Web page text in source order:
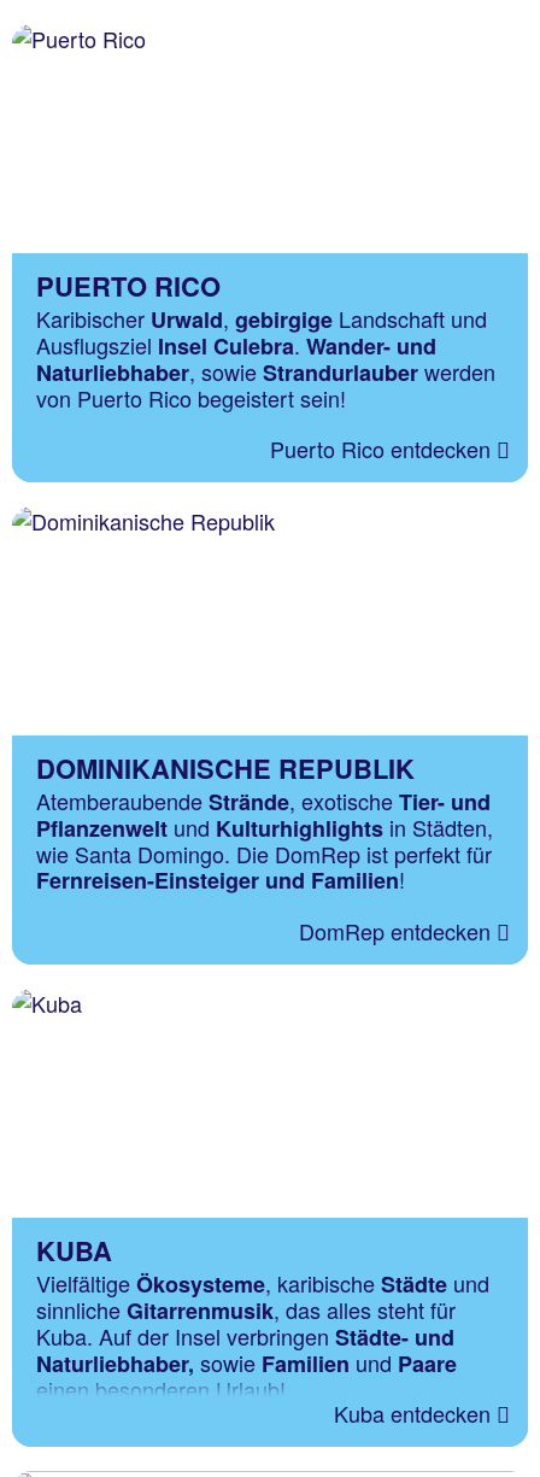
PUERTO RICO
Karibischer Urwald, gebirgige Landschaft und
Ausflugsziel Insel Culebra. Wander- und
Naturliebhaber, sowieStrandurlauberwerden
von Puerto Rico begeistert sein!
Puerto Rico entdecken
DOMINIKANISCHE REPUBLIK
AtemberaubendeStrände, exotischeTier- und
Pflanzenwelt und Kulturhighlights in Städten,
wie Santa Domingo. Die DomRep ist perfekt für
Fernreisen-Einsteiger und Familien!
DomRep entdecken
KUBA
VielfältigeÖkosysteme, karibischeStädte und
sinnlicheGitarrenmusik, das alles steht für
Kuba. Auf der Insel verbringen Städte- und
Naturliebhaber, sowie Familien und Paare
einen besonderen Urlaub!
Kuba entdecken